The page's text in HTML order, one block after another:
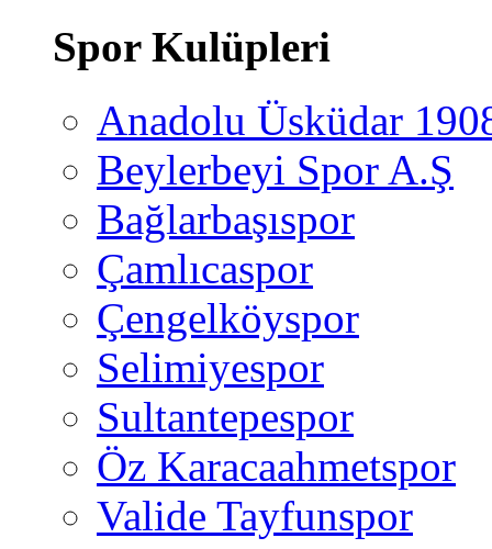
Spor Kulüpleri
Anadolu Üsküdar
Beylerbeyi Spor A.Ş
Bağlarbaşıspor
Çamlıcaspor
Çengelköyspor
Selimiyespor
Sultantepespor
Öz Karacaahmetspor
Valide Tayfunspor